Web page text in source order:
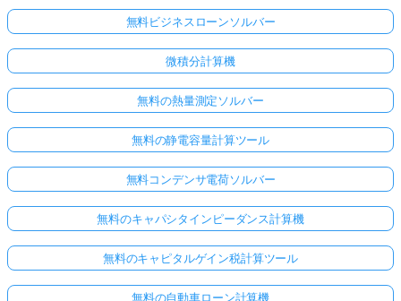
無料ビジネスローンソルバー
微積分計算機
無料の熱量測定ソルバー
無料の静電容量計算ツール
無料コンデンサ電荷ソルバー
無料のキャパシタインピーダンス計算機
無料のキャピタルゲイン税計算ツール
無料の自動車ローン計算機